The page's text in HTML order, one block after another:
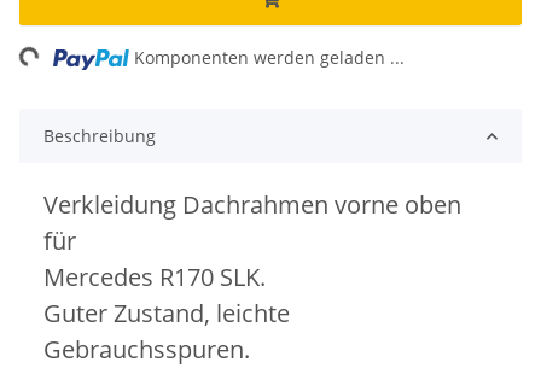
Komponenten werden geladen ...
Beschreibung
Verkleidung Dachrahmen vorne oben
für
Mercedes R170 SLK.
Guter Zustand, leichte
Gebrauchsspuren.